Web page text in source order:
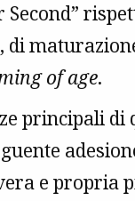
Second”
di
of age.
principali
e propria